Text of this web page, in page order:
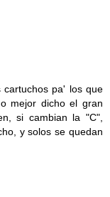
cartuchos pa' los que
mejor dicho el gran
si cambian la "C",
y solos se quedan